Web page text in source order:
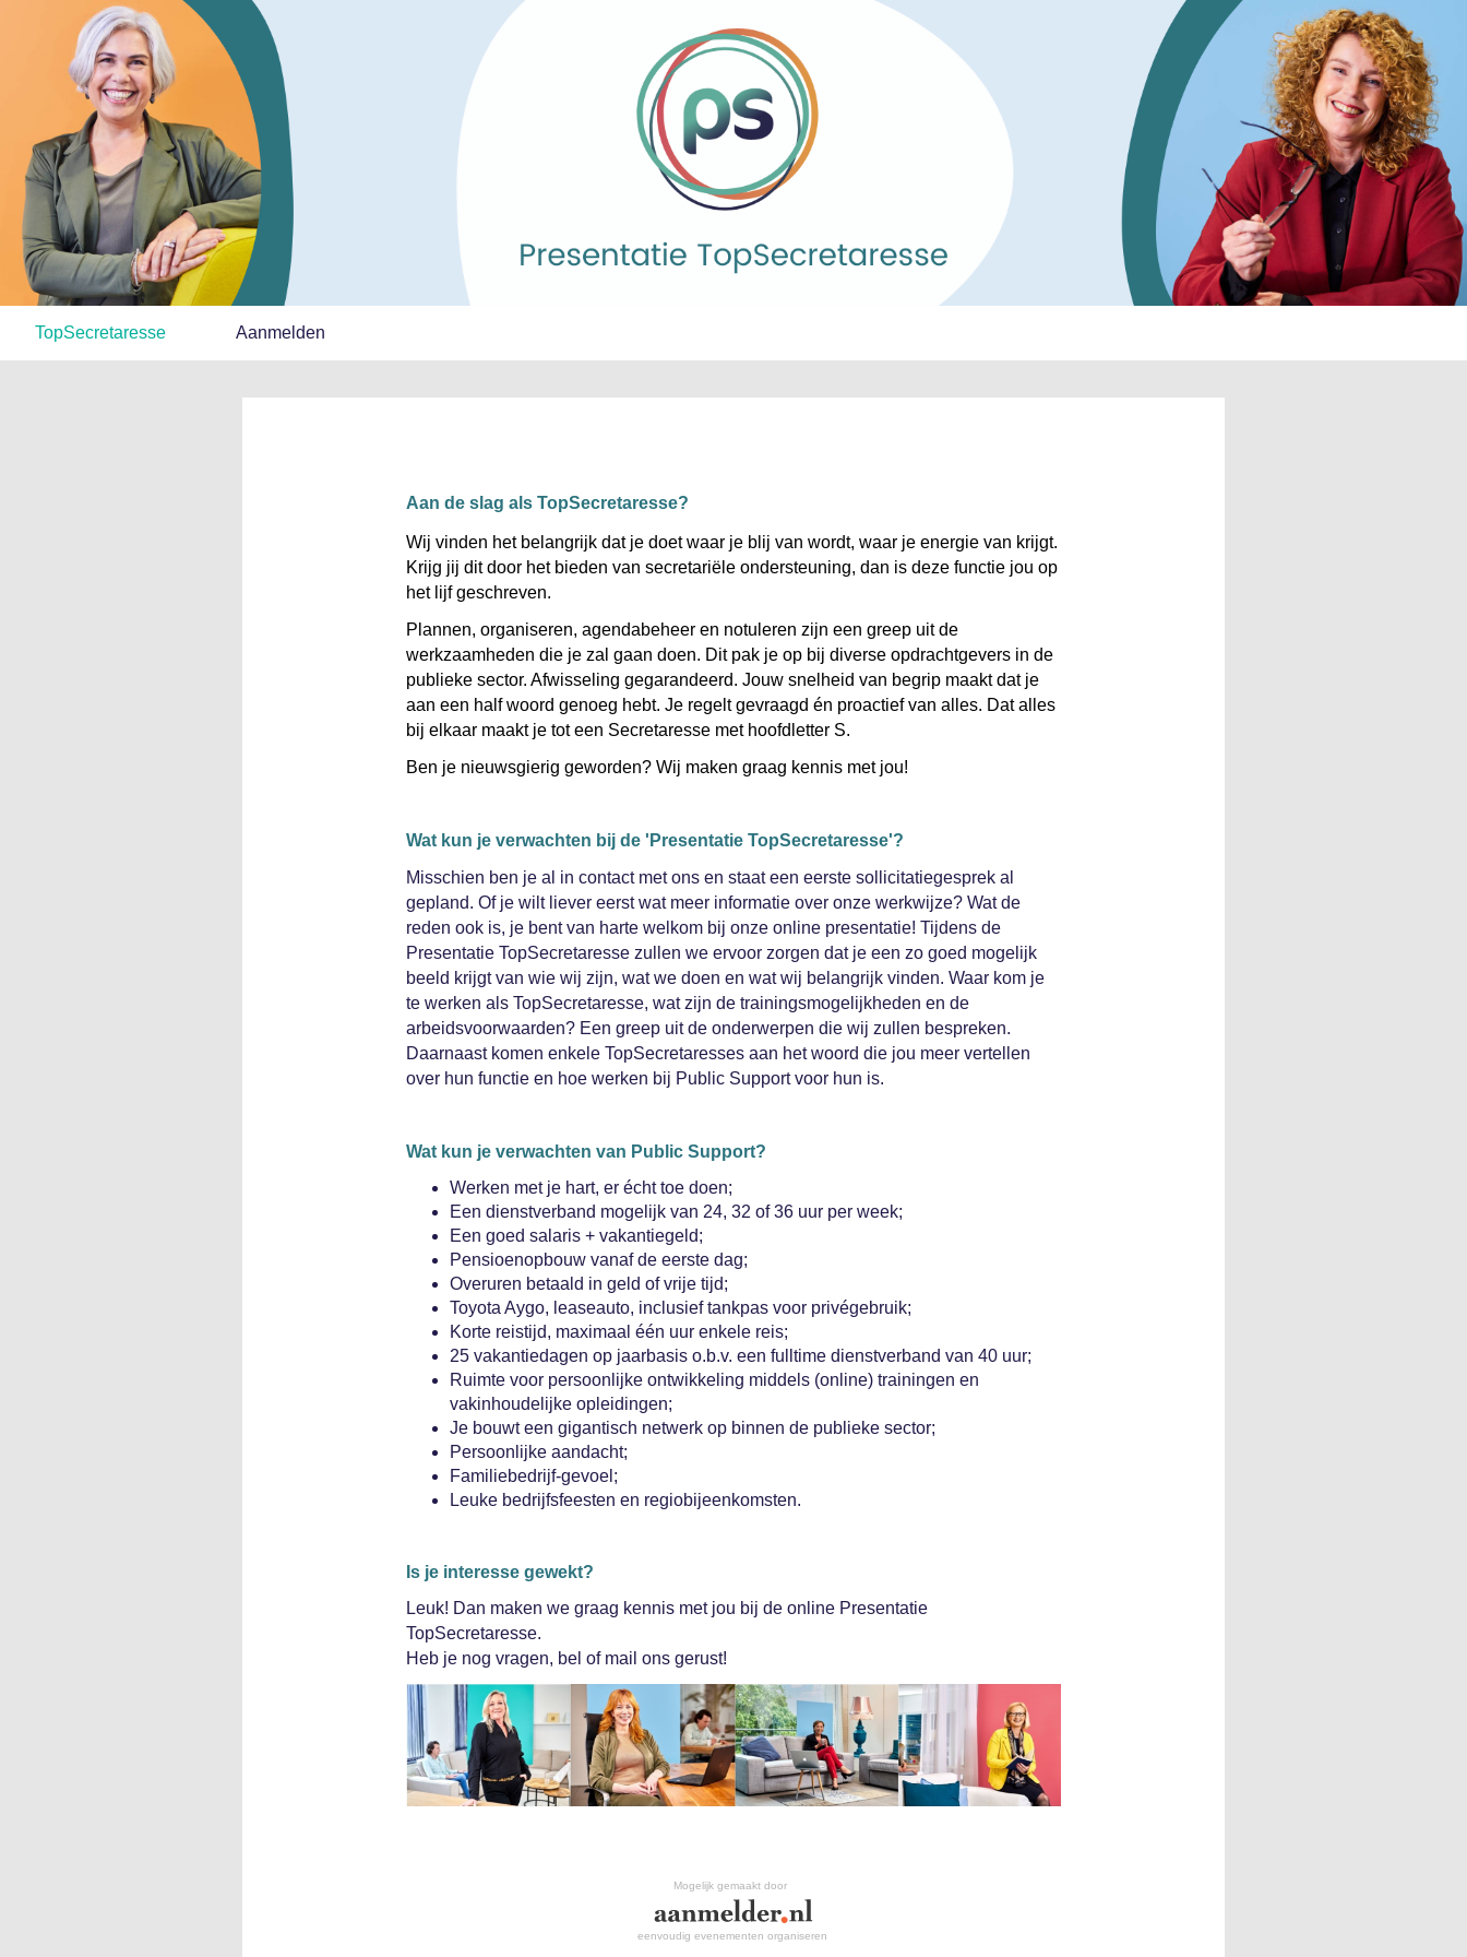
TopSecretaresse Aanmelden
Aan de slag als TopSecretaresse?
Wij vinden het belangrijk dat je doet waar je blij van wordt, waar je energie van krijgt.
Krijg jij dit door het bieden van secretariële ondersteuning, dan is deze functie jou op
het lijf geschreven.
Plannen, organiseren, agendabeheer en notuleren zijn een greep uit de
werkzaamheden die je zal gaan doen. Dit pak je op bij diverse opdrachtgevers in de
publieke sector. Afwisseling gegarandeerd. Jouw snelheid van begrip maakt dat je
aan een half woord genoeg hebt. Je regelt gevraagd én proactief van alles. Dat alles
bij elkaar maakt je tot een Secretaresse met hoofdletter S.
Ben je nieuwsgierig geworden? Wij maken graag kennis met jou!
Wat kun je verwachten bij de 'Presentatie TopSecretaresse'?
Misschien ben je al in contact met ons en staat een eerste sollicitatiegesprek al
gepland. Of je wilt liever eerst wat meer informatie over onze werkwijze? Wat de
reden ook is, je bent van harte welkom bij onze online presentatie! Tijdens de
Presentatie TopSecretaresse zullen we ervoor zorgen dat je een zo goed mogelijk
beeld krijgt van wie wij zijn, wat we doen en wat wij belangrijk vinden. Waar kom je
te werken als TopSecretaresse, wat zijn de trainingsmogelijkheden en de
arbeidsvoorwaarden? Een greep uit de onderwerpen die wij zullen bespreken.
Daarnaast komen enkele TopSecretaresses aan het woord die jou meer vertellen
over hun functie en hoe werken bij Public Support voor hun is.
Wat kun je verwachten van Public Support?
Werken met je hart, er écht toe doen;
Een dienstverband mogelijk van 24, 32 of 36 uur per week;
Een goed salaris + vakantiegeld;
Pensioenopbouw vanaf de eerste dag;
Overuren betaald in geld of vrije tijd;
Toyota Aygo, leaseauto, inclusief tankpas voor privégebruik;
Korte reistijd, maximaal één uur enkele reis;
25 vakantiedagen op jaarbasis o.b.v. een fulltime dienstverband van 40 uur;
Ruimte voor persoonlijke ontwikkeling middels (online) trainingen en
vakinhoudelijke opleidingen;
Je bouwt een gigantisch netwerk op binnen de publieke sector;
Persoonlijke aandacht;
Familiebedrijf-gevoel;
Leuke bedrijfsfeesten en regiobijeenkomsten.
Is je interesse gewekt?
Leuk! Dan maken we graag kennis met jou bij de online Presentatie
TopSecretaresse.
Heb je nog vragen, bel of mail ons gerust!
Mogelijk gemaakt door
eenvoudig evenementen organiseren